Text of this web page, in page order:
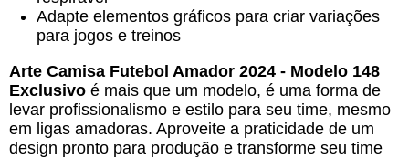
Adapte elementos gráficos para criar variações
para jogos e treinos
Arte Camisa Futebol Amador 2024 - Modelo 148
Exclusivo é mais que um modelo, é uma forma de
levar profissionalismo e estilo para seu time, mesmo
em ligas amadoras. Aproveite a praticidade de um
design pronto para produção e transforme seu time